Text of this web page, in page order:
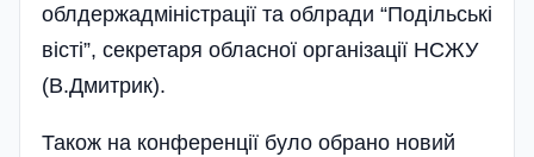
облдержадмі­ністрації та облради “Подільські
вісті”, секретаря обласної організації НСЖУ
(В.Дмитрик).
Також на конференції було обрано новий